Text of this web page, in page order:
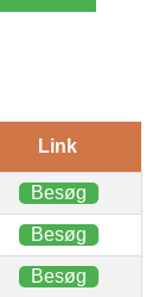
Link
Besøg
Besøg
Besøg